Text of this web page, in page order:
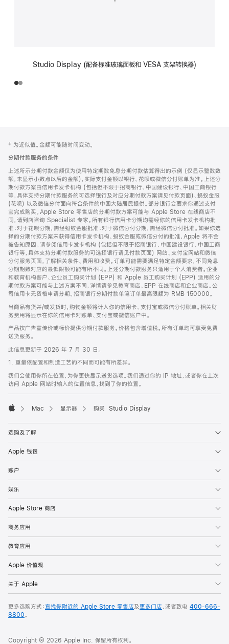
Studio Display (配备标准玻璃面板和 VESA 支架转换器)
页
页
脚
注
‡ 为近似值。金额可能随时间变动。
分期付款服务的条件
上述所示分期付款金额仅为使用特定期数免息分期付款估算得出的示例 (仅显示整数数
额，未显示小数点以后的金额)，实际支付金额以银行、花呗或微信分付账单为准。上述分
期付款方案由信用卡发卡机构 (包括但不限于招商银行、中国建设银行、中国工商银行
等，具体支持分期付款服务的可选择银行及对应分期付款方案请见付款页面)、蚂蚁金服
(花呗) 以及微信分付面向符合条件的中国大陆居民提供。部分银行会要求你通过支付
宝完成购买。Apple Store 零售店的分期付款方案可能与 Apple Store 在线商店不
同，请到店咨询 Specialist 专家。所有银行信用卡分期均需经你的信用卡发卡机构批
准；对于花呗分期，需经蚂蚁金服批准；对于微信分付分期，需经微信分付批准。如果你选
择的分期付款方案未获得信用卡发卡机构、蚂蚁金服或微信分付的批准，Apple 将不会
被告知原因。请参阅信用卡发卡机构 (包括但不限于招商银行、中国建设银行、中国工商
银行等，具体支持分期付款服务的可选择银行请见付款页面) 网站、支付宝网站和微信
分付服务页面，了解相关条件、费用和收费。订单可能需要满足特定金额要求，不同免息
分期期数对应的最低限额可能有所不同。上述分期付款服务只适用于个人消费者。企业
和教育机构客户、企业员工购买计划 (EPP) 和 Apple 员工购买计划 (EPP) 适用的分
期付款方案可能与上述方案不同，详情请参见教育商店、EPP 在线商店和企业商店。公
司信用卡无资格申请分期。招商银行分期付款单笔订单最高限额为 RMB 150000。
当商品有货并/或发货时，购物金额将计入你的信用卡、支付宝或微信分付账单。相关财
务费用将显示在你的信用卡对账单、支付宝或微信账户中。
产品按广告宣传价或标价提供分期付款服务。价格包含增值税。所有订单均可享受免费
送货服务。
此信息更新于 2026 年 7 月 30 日。
1. 重量依配置和制造工艺的不同而可能有所差异。
我们会使用你所在位置，为你更快显示送货选项。我们通过你的 IP 地址，或者你在上次
访问 Apple 网站时输入的位置信息，找到了你的位置。
Mac 显示器 购买 Studio Display
选购及了解
Apple 钱包
账户
娱乐
Apple Store 商店
商务应用
教育应用
Apple 价值观
关于 Apple
更多选购方式：查找你附近的 Apple Store 零售店及更多门店，或者致电 400-666-
8800。
Copyright © 2026 Apple Inc. 保留所有权利。